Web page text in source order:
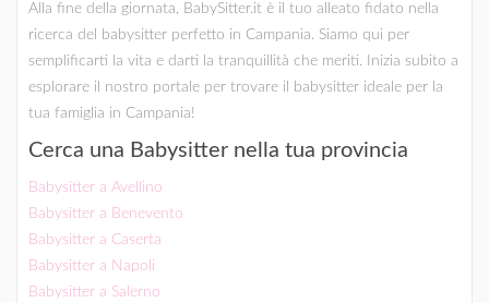
Alla fine della giornata, BabySitter.it è il tuo alleato fidato nella
ricerca del babysitter perfetto in Campania. Siamo qui per
semplificarti la vita e darti la tranquillità che meriti. Inizia subito a
esplorare il nostro portale per trovare il babysitter ideale per la
tua famiglia in Campania!
Cerca una Babysitter nella tua provincia
Babysitter a Avellino
Babysitter a Benevento
Babysitter a Caserta
Babysitter a Napoli
Babysitter a Salerno